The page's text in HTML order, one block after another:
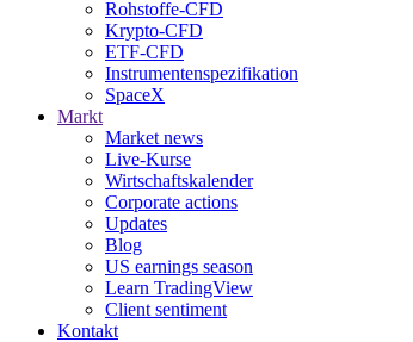
Rohstoffe-CFD
Krypto-CFD
ETF-CFD
Instrumentenspezifikation
SpaceX
Markt
Market news
Live-Kurse
Wirtschaftskalender
Corporate actions
Updates
Blog
US earnings season
Learn TradingView
Client sentiment
Kontakt